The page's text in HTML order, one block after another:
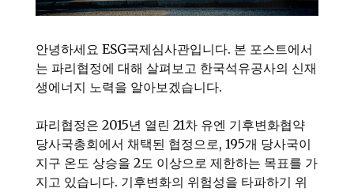
안녕하세요 ESG국제심사관입니다. 본 포스트에서
는 파리협정에 대해 살펴보고 한국석유공사의 신재
생에너지 노력을 알아보겠습니다.
파리협정은 2015년 열린 21차 유엔 기후변화협약
당사국총회에서 채택된 협정으로, 195개 당사국이
지구 온도 상승을 2도 이상으로 제한하는 목표를 가
지고 있습니다. 기후변화의 위험성을 타파하기 위